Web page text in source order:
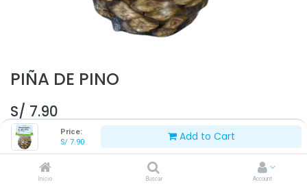
Price:
S/ 7.90 Add to Cart
Inicio Buscar Account
PIÑA DE PINO
S/ 7.90